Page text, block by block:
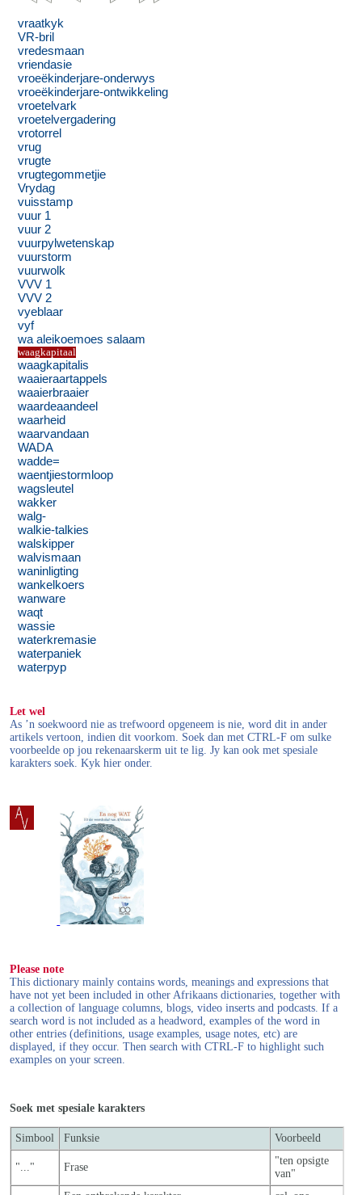
vraatkyk
VR-bril
vredesmaan
vriendasie
vroeëkinderjare-onderwys
vroeëkinderjare-ontwikkeling
vroetelvark
vroetelvergadering
vrotorrel
vrug
vrugte
vrugtegommetjie
Vrydag
vuisstamp
vuur 1
vuur 2
vuurpylwetenskap
vuurstorm
vuurwolk
VVV 1
VVV 2
vyeblaar
vyf
wa aleikoemoes salaam
waagkapitaal
waagkapitalis
waaieraartappels
waaierbraaier
waardeaandeel
waarheid
waarvandaan
WADA
wadde=
waentjiestormloop
wagsleutel
wakker
walg-
walkie-talkies
walskipper
walvismaan
waninligting
wankelkoers
wanware
waqt
wassie
waterkremasie
waterpaniek
waterpyp
Let wel
As ’n soekwoord nie as trefwoord opgeneem is nie, word dit in ander
artikels vertoon, indien dit voorkom. Soek dan met CTRL-F om sulke
voorbeelde op jou rekenaarskerm uit te lig. Jy kan ook met spesiale
karakters soek. Kyk hier onder.
Please note
This dictionary mainly contains words, meanings and expressions that
have not yet been included in other Afrikaans dictionaries, together with
a collection of language columns, blogs, video inserts and podcasts. If a
search word is not included as a headword, examples of the word in
other entries (definitions, usage examples, usage notes, etc) are
displayed, if they occur. Then search with CTRL-F to highlight such
examples on your screen.
Soek met spesiale karakters
Simbool Funksie Voorbeeld
"..." Frase
"ten opsigte
van"